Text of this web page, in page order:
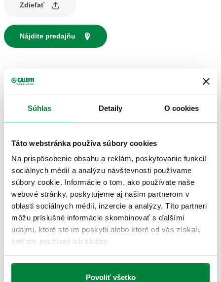
Súhlas Detaily O cookies
Táto webstránka používa súbory cookies
Na prispôsobenie obsahu a reklám, poskytovanie funkcií
sociálnych médií a analýzu návštevnosti používame
súbory cookie. Informácie o tom, ako používate naše
webové stránky, poskytujeme aj našim partnerom v
oblasti sociálnych médií, inzercie a analýzy. Títo partneri
môžu príslušné informácie skombinovať s ďalšími
údajmi, ktoré ste im poskytli alebo ktoré od vás získali,
keď ste používali ich služby.
Povoliť všetko
Zdieľať
Nájdite predajňu
OPIS PRODUKTU
Teplomer pre chladiace systémy.
TECHNICKÉ ÚDAJE
Stredný rozsah teploty prostredia
:80 mm
Trieda presnosti:Merač teploty UNI 2
Stupnica merača teploty:-30–50 °C
VÝKRESY A ŠPECIFIKÁCIE
Actions